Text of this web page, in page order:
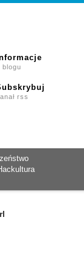
blogu
rss